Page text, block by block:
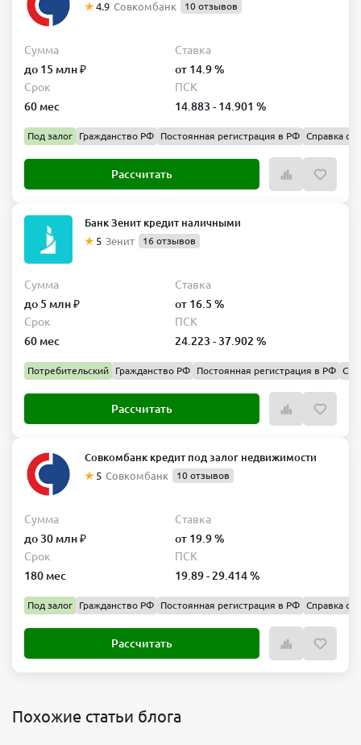
4.9 Совкомбанк 10 отзывов
Сумма
до 15 млн ₽
Ставка
от 14.9 %
Срок
60 мес
ПСК
14.883 - 14.901 %
Под залог Гражданство РФ Постоянная регистрация в РФ Справка о
Рассчитать
Банк Зенит кредит наличными
5 Зенит 16 отзывов
Сумма
до 5 млн ₽
Ставка
от 16.5 %
Срок
60 мес
ПСК
24.223 - 37.902 %
Потребительский Гражданство РФ Постоянная регистрация в РФ
Рассчитать
Совкомбанк кредит под залог недвижимости
5 Совкомбанк 10 отзывов
Сумма
до 30 млн ₽
Ставка
от 19.9 %
Срок
180 мес
ПСК
19.89 - 29.414 %
Под залог Гражданство РФ Постоянная регистрация в РФ Справка о
Рассчитать
Похожие статьи блога